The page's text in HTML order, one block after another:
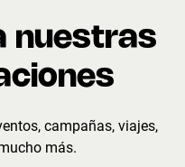
nuestras
campañas, viajes,
más.